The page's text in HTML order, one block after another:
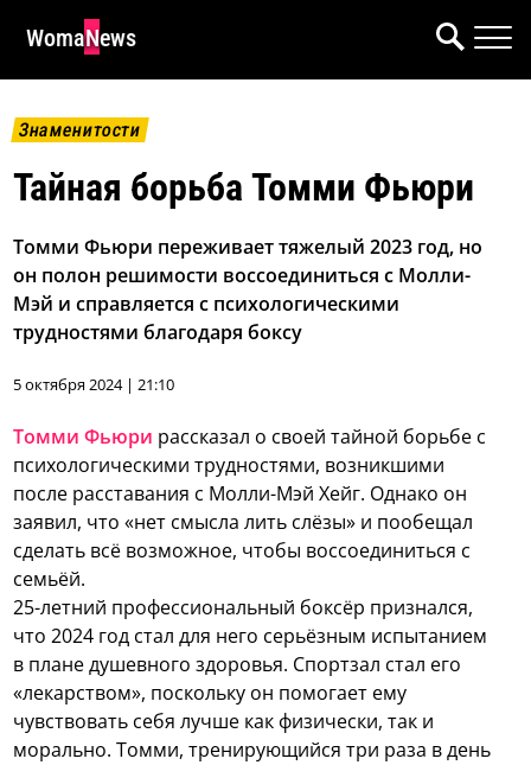
WomaNews
Знаменитости
Тайная борьба Томми Фьюри
Томми Фьюри переживает тяжелый 2023 год, но
он полон решимости воссоединиться с Молли-
Мэй и справляется с психологическими
трудностями благодаря боксу
5 октября 2024 | 21:10
Томми Фьюри рассказал о своей тайной борьбе с
психологическими трудностями, возникшими
после расставания с Молли-Мэй Хейг. Однако он
заявил, что «нет смысла лить слёзы» и пообещал
сделать всё возможное, чтобы воссоединиться с
семьёй.
25-летний профессиональный боксёр признался,
что 2024 год стал для него серьёзным испытанием
в плане душевного здоровья. Спортзал стал его
«лекарством», поскольку он помогает ему
чувствовать себя лучше как физически, так и
морально. Томми, тренирующийся три раза в день